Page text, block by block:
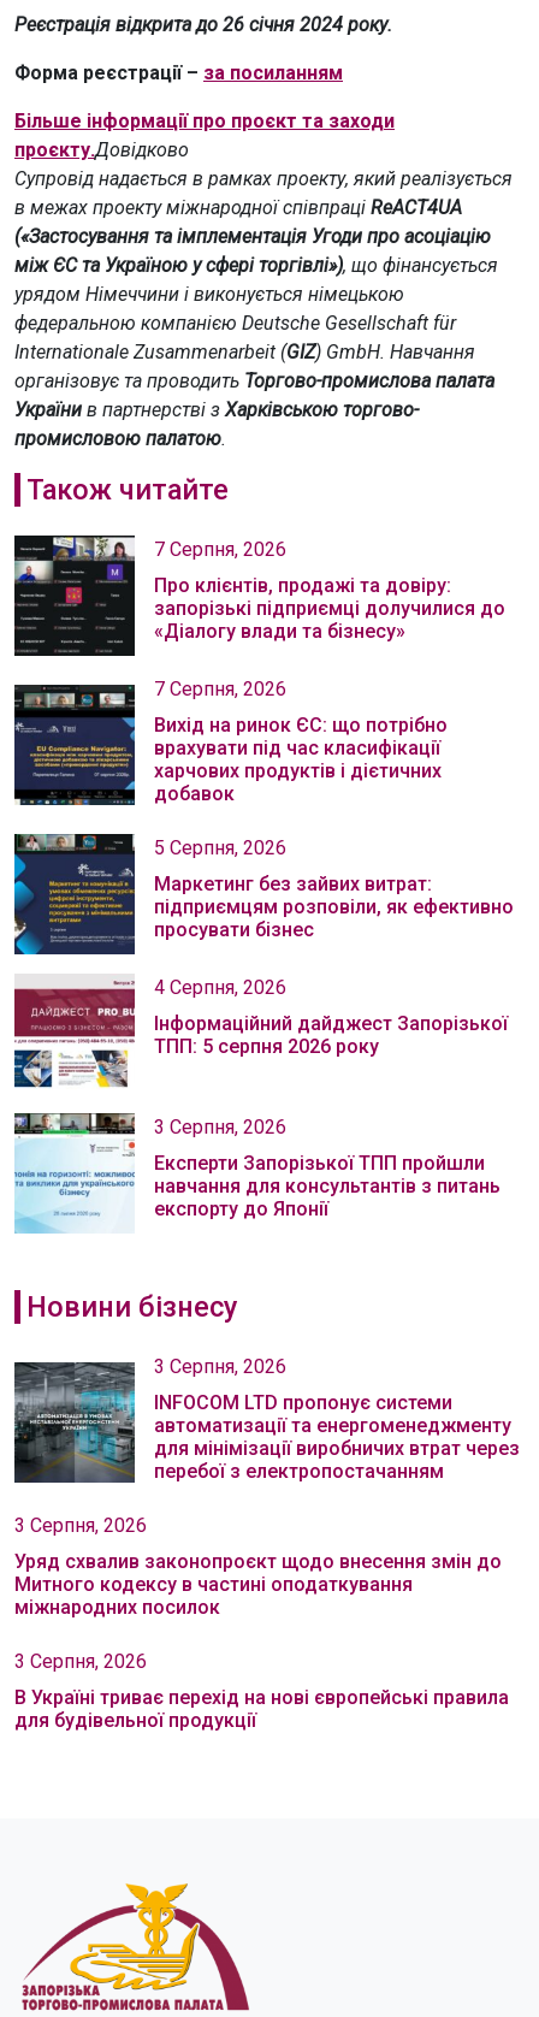
Реєстрація відкрита до 26 січня 2024 року.
Форма реєстрації – за посиланням
Більше інформації про проєкт та заходи
проєкту.Довідково
Супровід надається в рамках проекту, який реалізується
в межах проекту міжнародної співпраці ReACT4UA
(«Застосування та імплементація Угоди про асоціацію
між ЄС та Україною у сфері торгівлі»), що фінансується
урядом Німеччини і виконується німецькою
федеральною компанією Deutsche Gesellschaft für
Internationale Zusammenarbeit (GIZ) GmbH. Навчання
організовує та проводить Торгово-промислова палата
України в партнерстві зХарківською торгово-
промисловою палатою.
Також читайте
7 Серпня, 2026
Про клієнтів, продажі та довіру:
запорізькі підприємці долучилися до
«Діалогу влади та бізнесу»
7 Серпня, 2026
Вихід на ринок ЄС: що потрібно
врахувати під час класифікації
харчових продуктів і дієтичних
добавок
5 Серпня, 2026
Маркетинг без зайвих витрат:
підприємцям розповіли, як ефективно
просувати бізнес
4 Серпня, 2026
Інформаційний дайджест Запорізької
ТПП: 5 серпня 2026 року
3 Серпня, 2026
Експерти Запорізької ТПП пройшли
навчання для консультантів з питань
експорту до Японії
Новини бізнесу
3 Серпня, 2026
INFOCOM LTD пропонує системи
автоматизації та енергоменеджменту
для мінімізації виробничих втрат через
перебої з електропостачанням
3 Серпня, 2026
Уряд схвалив законопроєкт щодо внесення змін до
Митного кодексу в частині оподаткування
міжнародних посилок
3 Серпня, 2026
В Україні триває перехід на нові європейські правила
для будівельної продукції